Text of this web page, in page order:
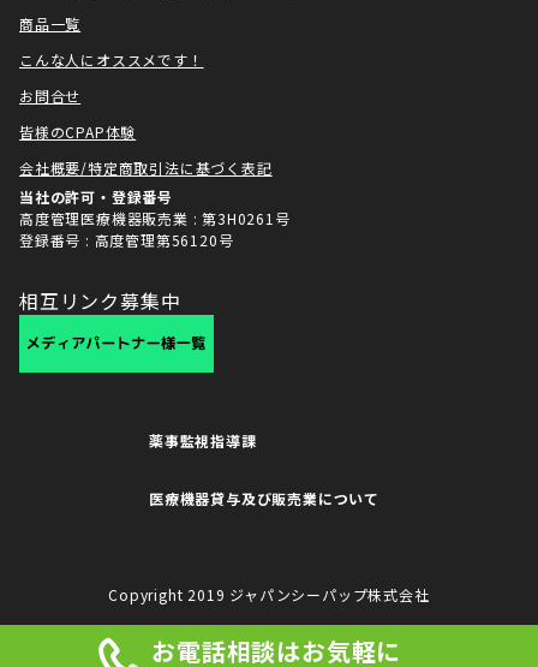
商品一覧
こんな人にオススメです！
お問合せ
皆様のCPAP体験
会社概要/特定商取引法に基づく表記
当社の許可・登録番号
高度管理医療機器販売業 : 第3H0261号
登録番号 : 高度管理第56120号
相互リンク募集中
薬事監視指導課
医療機器貸与及び販売業について
Copyright 2019 ジャパンシーパップ株式会社
お電話相談はお気軽に